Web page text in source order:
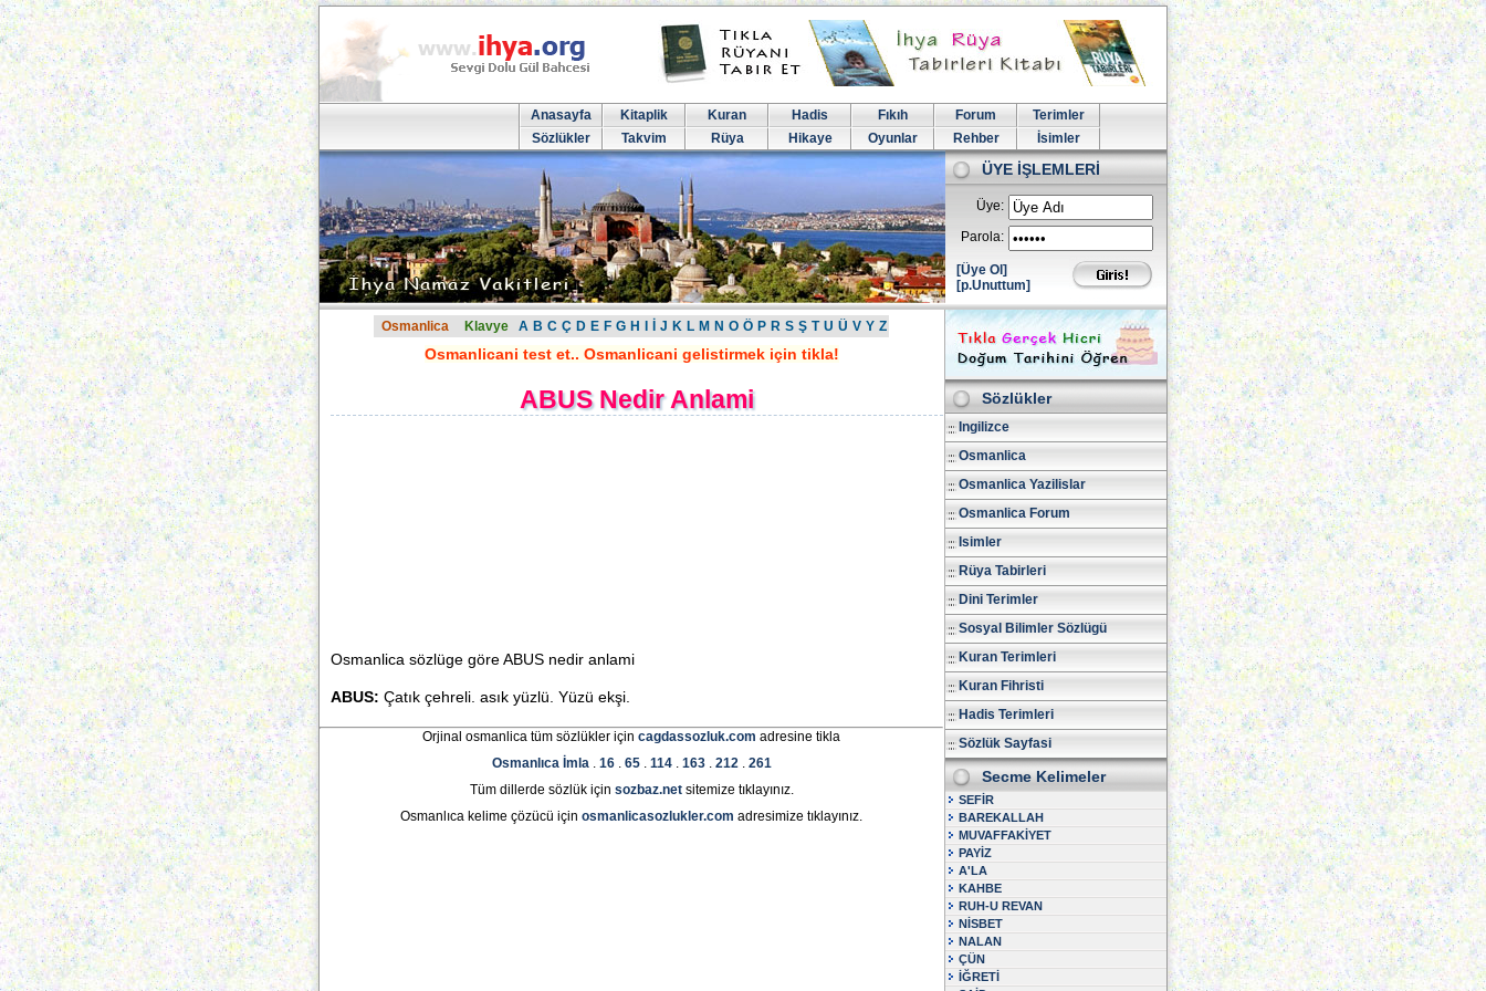
Anasayfa Kitaplik Kuran Hadis Fıkıh Forum
Terimler
Sözlükler
Takvim Rüya Hikaye Oyunlar Rehber İsimler
ÜYE İŞLEMLERİ
Üye:
Parola:
[Üye Ol]
[p.Unuttum]
Osmanlica Klavye A B C Ç D E F G H J K L M N O Ö P R S Ş T U Ü V Y Z
Osmanlicani test et.. Osmanlicani gelistirmek için tikla!
ABUS Nedir Anlami
Osmanlica sözlüge göre ABUS nedir anlami
ABUS: Çatık çehreli. asık yüzlü. Yüzü ekşi.
Orjinal osmanlica tüm sözlükler için cagdassozluk.com adresine tikla
Osmanlıca İmla. 16. 65. 114. 163. 212. 261
Tüm dillerde sözlük için sozbaz.netsitemize tıklayınız.
Osmanlıca kelime çözücü için osmanlicasozlukler.com adresimize tıklayınız.
Sözlükler
Ingilizce
Osmanlica
Osmanlica Yazilislar
Osmanlica Forum
Isimler
Rüya Tabirleri
Dini Terimler
Sosyal Bilimler Sözlügü
Kuran Terimleri
Kuran Fihristi
Hadis Terimleri
Sözlük Sayfasi
Secme Kelimeler
SEFİR
BAREKALLAH
MUVAFFAKİYET
PAYİZ
A'LA
KAHBE
RUH-U REVAN
NİSBET
NALAN
ÇÜN
İĞRETİ